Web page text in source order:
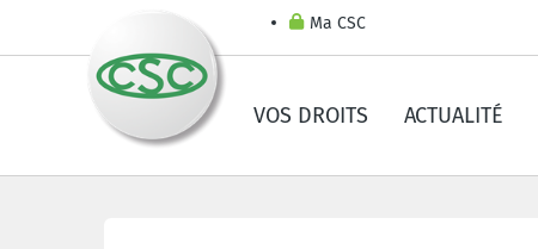
Ma CSC
VOS DROITS ACTUALITÉ